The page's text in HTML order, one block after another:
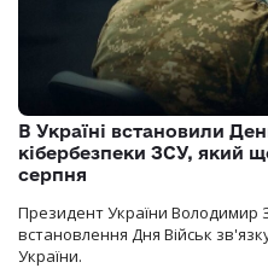
В Україні встановили
кібербезпеки ЗСУ, який
серпня
Президент України Володимир
встановлення Дня Військ
України.